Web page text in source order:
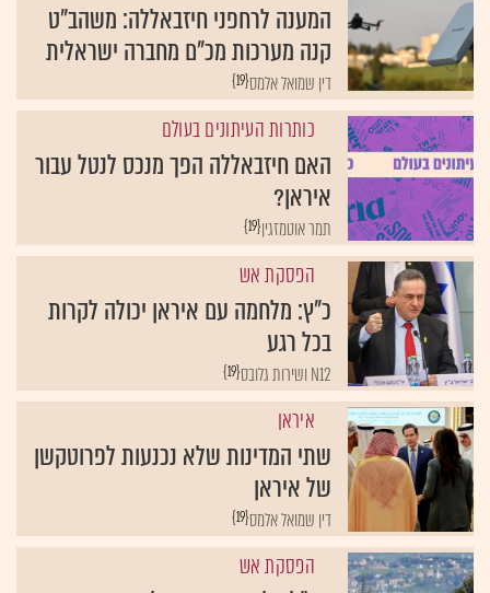
המענה לרחפני חיזבאללה: משהב"ט
קנה מערכות מכ"ם מחברה ישראלית
{19}דין שמואל אלמס
כותרות העיתונים בעולם
האם חיזבאללה הפך מנכס לנטל עבור
איראן?
{19}תמר אוטמזגין
הפסקת אש
כ"ץ: מלחמה עם איראן יכולה לקרות
בכל רגע
{19} N12 ושירות גלובס
איראן
שתי המדינות שלא נכנעות לפרוטקשן
של איראן
{19}דין שמואל אלמס
הפסקת אש